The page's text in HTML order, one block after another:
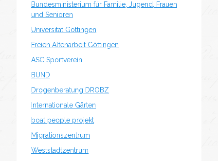
Bundesministerium für Familie, Jugend, Frauen
und Senioren
Universität Göttingen
Freien Altenarbeit Göttingen
ASC Sportverein
BUND
Drogenberatung DROBZ
Internationale Gärten
boat people projekt
Migrationszentrum
Weststadtzentrum